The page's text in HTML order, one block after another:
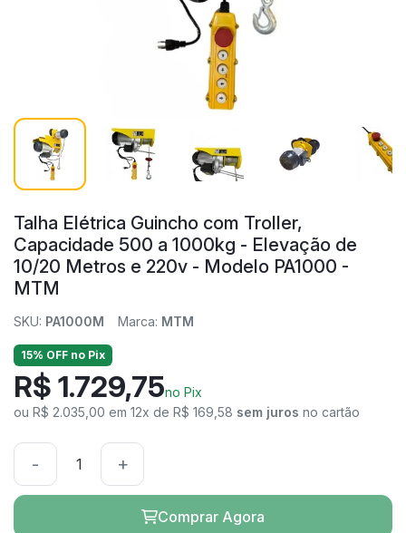
Talha Elétrica Guincho com Troller,
Capacidade 500 a 1000kg - Elevação de
10/20 Metros e 220v - Modelo PA1000 -
MTM
SKU: PA1000M Marca: MTM
15% OFF no Pix
R$ 1.729,75no Pix
ou R$ 2.035,00 em 12x de R$ 169,58 sem juros no cartão
- +
Comprar Agora